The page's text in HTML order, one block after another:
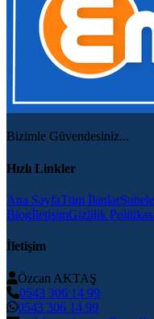
Bizimle Güvendesiniz...
Hızlı Linkler
Ana SayfaTüm İlanlar
BlogİletişimGizlilik
İletişim
Özcan AKTAŞ
0543 306 14 99
0543 306 14 99